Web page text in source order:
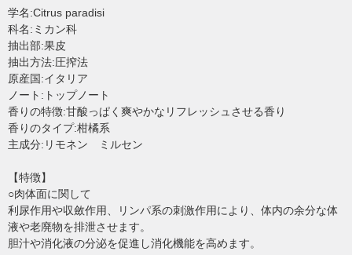
学名:Citrus paradisi
科名:ミカン科
抽出部:果皮
抽出方法:圧搾法
原産国:イタリア
ノート:トップノート
香りの特徴:甘酸っぱく爽やかなリフレッシュさせる香り
香りのタイプ:柑橘系
主成分:リモネン ミルセン
【特徴】
○肉体面に関して
利尿作用や収斂作用、リンパ系の刺激作用により、体内の余分な体
液や老廃物を排泄させます。
胆汁や消化液の分泌を促進し消化機能を高めます。